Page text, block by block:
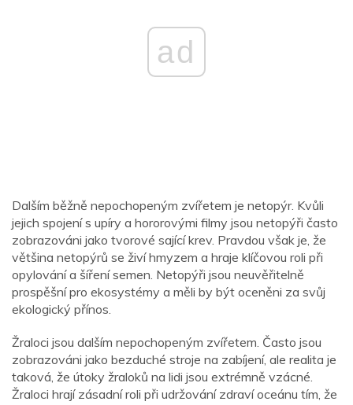
ad
Dalším běžně nepochopeným zvířetem je netopýr. Kvůli
jejich spojení s upíry a hororovými filmy jsou netopýři často
zobrazováni jako tvorové sající krev. Pravdou však je, že
většina netopýrů se živí hmyzem a hraje klíčovou roli při
opylování a šíření semen. Netopýři jsou neuvěřitelně
prospěšní pro ekosystémy a měli by být oceněni za svůj
ekologický přínos.
Žraloci jsou dalším nepochopeným zvířetem. Často jsou
zobrazováni jako bezduché stroje na zabíjení, ale realita je
taková, že útoky žraloků na lidi jsou extrémně vzácné.
Žraloci hrají zásadní roli při udržování zdraví oceánu tím, že